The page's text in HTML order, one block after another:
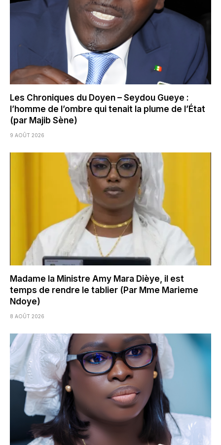
Les Chroniques du Doyen – Seydou Gueye :
l’homme de l’ombre qui tenait la plume de l’État
(par Majib Sène)
9 AOÛT 2026
Madame la Ministre Amy Mara Dièye, il est
temps de rendre le tablier (Par Mme Marieme
Ndoye)
8 AOÛT 2026